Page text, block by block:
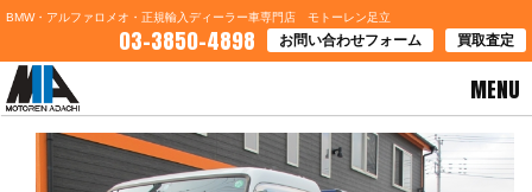
BMW・アルファロメオ・正規輸入ディーラー車専門店 モトーレン足立
03-3850-4898 お問い合わせフォーム 買取査定
MENU
HOME>ブログ一覧